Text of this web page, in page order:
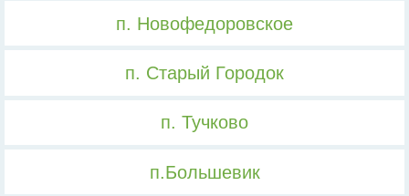
п. Новофедоровское
п. Старый Городок
п. Тучково
п.Большевик